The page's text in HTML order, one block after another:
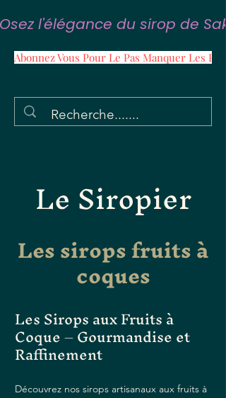
Osez l'élégance du sirop de
Abonnez Vous Pour Le Pas Manquer Les
Le Siropier
Les sirops fruits à
coques
Les Sirops aux Fruits à
Coque – Gourmandise et
Raffinement
Découvrez nos sirops artisanaux aux fruits à